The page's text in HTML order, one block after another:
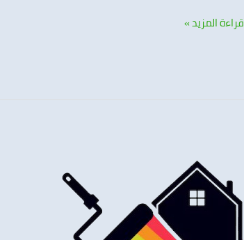
قراءة المزيد »
وديكورات
الرياض